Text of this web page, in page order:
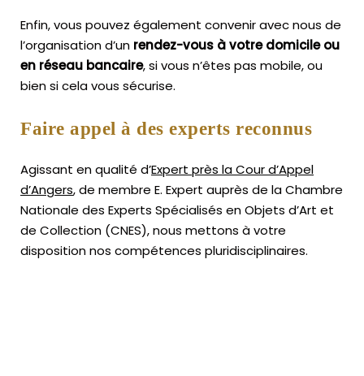
Enfin, vous pouvez également convenir avec nous de
l’organisation d’un rendez-vous à votre domicile ou
en réseau bancaire, si vous n’êtes pas mobile, ou
bien si cela vous sécurise.
Faire appel à des experts reconnus
Agissant en qualité d’Expert près la Cour d’Appel
d’Angers, de membre E. Expert auprès de laChambre
Nationale des Experts Spécialisés en Objets d’Art et
de Collection (CNES),nous mettons à votre
disposition nos compétences pluridisciplinaires.